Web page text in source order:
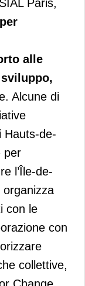
Paris,
alle
Alcune di
Hauts-de-
per
l’Île-de-
con le
con
collettive,